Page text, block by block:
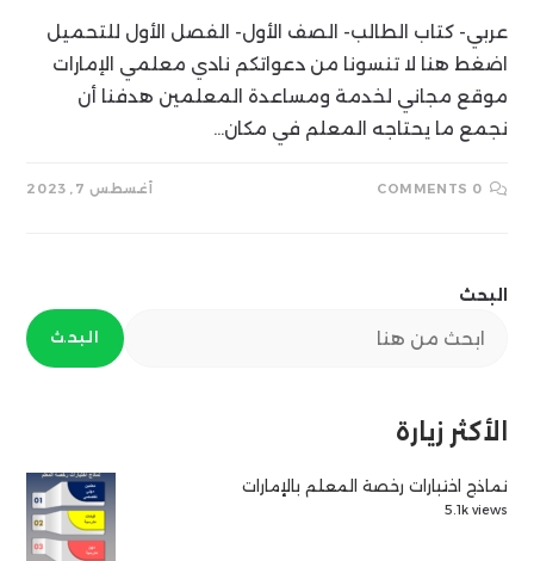
عربي- كتاب الطالب- الصف الأول- الفصل الأول للتحميل
اضغط هنا لا تنسونا من دعواتكم نادي معلمي الإمارات
موقع مجاني لخدمة ومساعدة المعلمين هدفنا أن
نجمع ما يحتاجه المعلم في مكان…
0 COMMENTS أغسطس 7, 2023
البحث
البحث
الأكثر زيارة
نماذج اختبارات رخصة المعلم بالإمارات
5.1k views